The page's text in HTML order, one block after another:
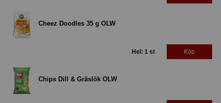
Cheez Doodles 35 g OLW
Hel: 1 st Köp
Chips Dill & Gräslök OLW